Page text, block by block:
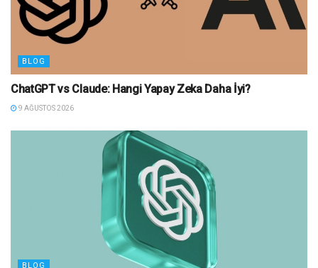
BLOG
ChatGPT vs Claude: Hangi Yapay Zeka Daha İyi?
9 AĞUSTOS 2026
BLOG